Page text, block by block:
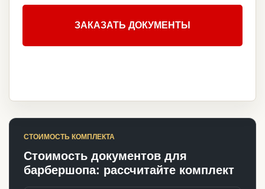
ЗАКАЗАТЬ ДОКУМЕНТЫ
СТОИМОСТЬ КОМПЛЕКТА
Стоимость документов для
барбершопа: рассчитайте комплект